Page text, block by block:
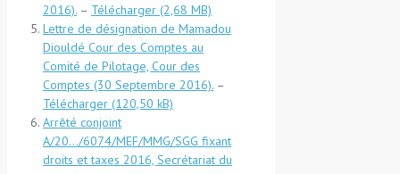
2016). – Télécharger
Lettre de désignation de Mamadou
Diouldé Cour des Comptes au
Comité de Pilotage, Cour des
Comptes (30 Septembre 2016). –
Télécharger
Arrêté conjoint
A/20…/6074/MEF/MMG/SGG fixant
droits et taxes 2016, Secrétariat du